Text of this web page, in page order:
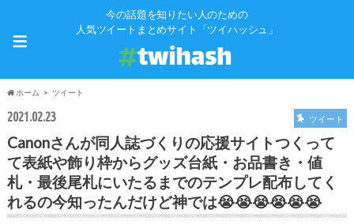
今の話題を知りたい人のための
人気ツイートまとめサイト「ツイハッシュ」
≡
ホーム ツイート
2021.02.23 ツイート
Canonさんが同人誌づくりの応援サイトつくって
て表紙や飾り枠からグッズ台紙・お品書き・値
札・最後尾札にいたるまでのテンプレ配布してく
れるの今知ったんだけど神では😭😭😭😭😭😭